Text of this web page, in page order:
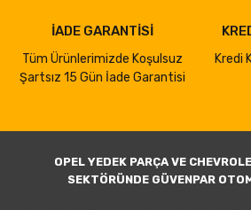
İADE GARANTİSİ
Tüm Ürünlerimizde Koşulsuz
Şartsız 15 Gün İade Garantisi
Kredi
OPEL YEDEK PARÇA VE
SEKTÖRÜNDE GÜVENPAR